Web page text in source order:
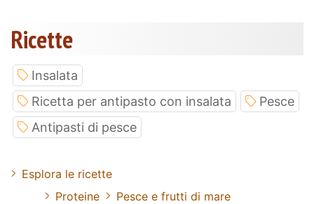
Ricette
Insalata
Ricetta per antipasto con insalata
Pesce
Antipasti di pesce
Esplora le ricette
Proteine
Pesce e frutti di mare